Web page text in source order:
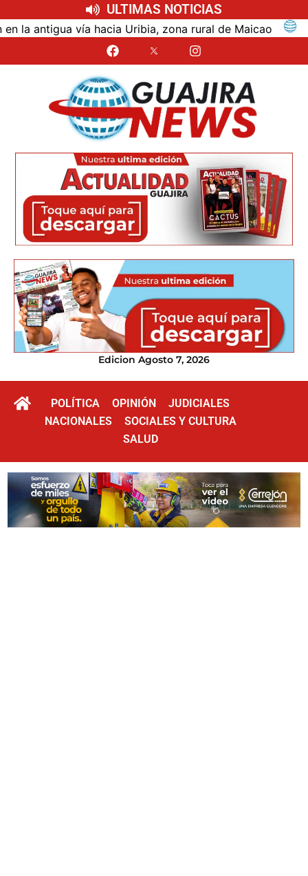
ULTIMAS NOTICIAS
vía hacia Uribia, zona rural de Maicao
Edicion Agosto 7, 2026
POLÍTICA OPINIÓN
JUDICIALES
NACIONALES
SOCIALES Y CULTURA
SALUD